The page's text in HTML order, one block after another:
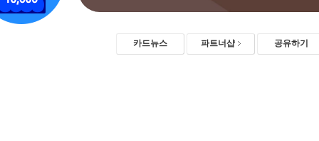
카드뉴스 파트너샵 공유하기